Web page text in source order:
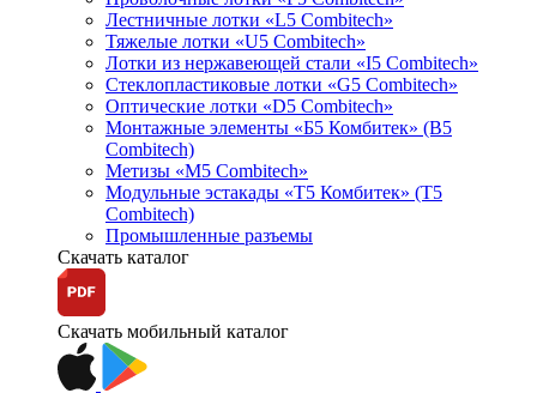
Лестничные лотки «L5 Combitech»
Тяжелые лотки «U5 Combitech»
Лотки из нержавеющей стали «I5 Combitech»
Стеклопластиковые лотки «G5 Combitech»
Оптические лотки «D5 Combitech»
Монтажные элементы «Б5 Комбитек» (B5
Combitech)
Метизы «M5 Combitech»
Модульные эстакады «Т5 Комбитек» (T5
Combitech)
Промышленные разъемы
Скачать каталог
Скачать мобильный каталог